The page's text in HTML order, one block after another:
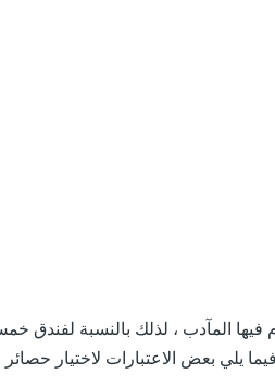
فيها المآدب ، لذلك بالنسبة لفندق
يلي بعض الاعتبارات لاختيار حصائر